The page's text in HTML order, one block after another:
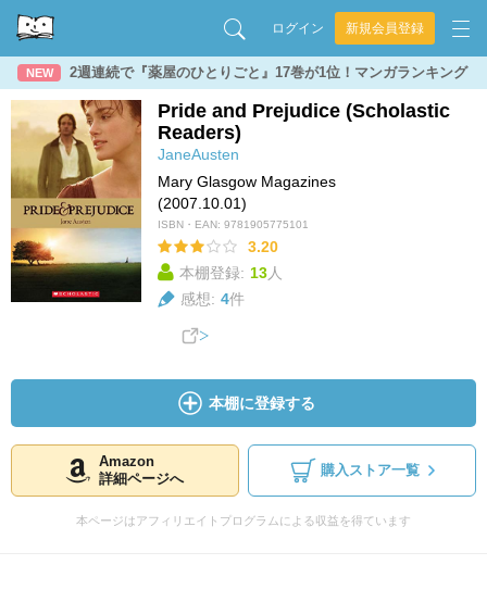
ログイン 新規会員登録
NEW 2週連続で『薬屋のひとりごと』17巻が1位！マンガランキング
Pride and Prejudice (Scholastic
Readers)
JaneAusten
Mary Glasgow Magazines
(2007.10.01)
ISBN・EAN: 9781905775101
3.20
本棚登録: 13人
感想: 4件
本棚に登録する
Amazon
詳細ページへ
購入ストア一覧
本ページはアフィリエイトプログラムによる収益を得ています